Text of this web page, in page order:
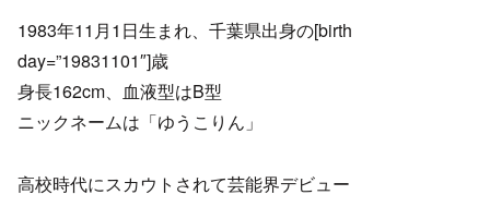
1983年11月1日生まれ、千葉県出身の[birth
day=”19831101″]歳
身長162cm、血液型はB型
ニックネームは「ゆうこりん」
高校時代にスカウトされて芸能界デビュー